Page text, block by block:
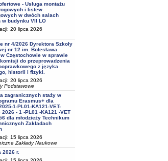
- Usługa montażu
i listew
w dwóch salach
budynku VII LO
20 lipca 2026
nr 4/2026 Dyrektora Szkoły
nr 12 im. Bolesława
Częstochowie w sprawie
do przeprowadzenia
z języka
historii i fizyki.
20 lipca 2026
Podstawowe
zagranicznych staży w
Erasmus+ dla
1-PL01-KA121-VET-
2026 - 1 -PL01 -KA121 -VET
dla młodzieży Technikum
Zakładach
15 lipca 2026
Zakłady Naukowe
2026 r.